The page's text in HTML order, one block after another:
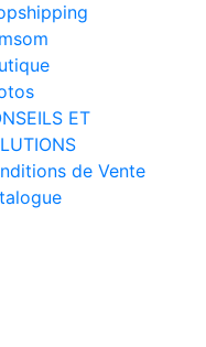
ET
de Vente